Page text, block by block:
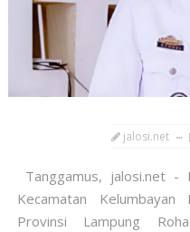
jalosi.net
Tanggamus, jalosi.net -
Kecamatan
Provinsi Lampung